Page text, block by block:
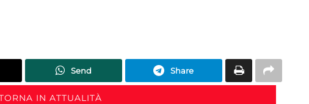
Send Share
IN ATTUALITÀ